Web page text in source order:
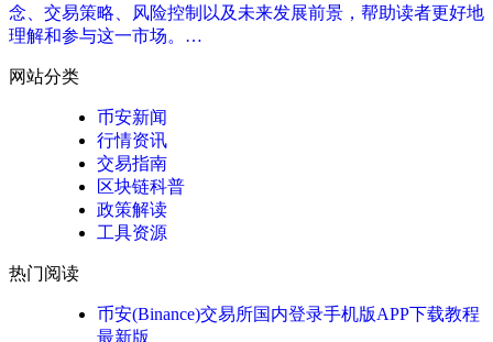
念、交易策略、风险控制以及未来发展前景，帮助读者更好地
理解和参与这一市场。…
网站分类
币安新闻
行情资讯
交易指南
区块链科普
政策解读
工具资源
热门阅读
币安(Binance)交易所国内登录手机版APP下载教程
最新版